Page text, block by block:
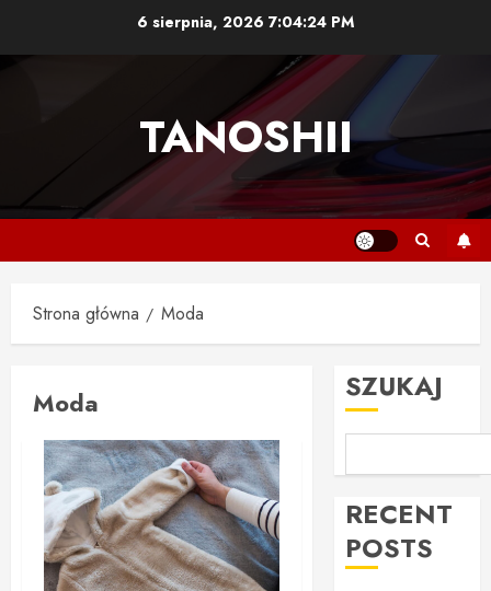
6 sierpnia, 2026 7:04:24 PM
TANOSHII
Strona główna Moda
Moda SZUKAJ
RECENT
POSTS